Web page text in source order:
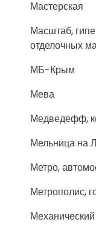
Мастерская
Масштаб,
отделочных
МБ-Крым
Мева
Медведефф,
Мельница на
Метро,
Метрополис,